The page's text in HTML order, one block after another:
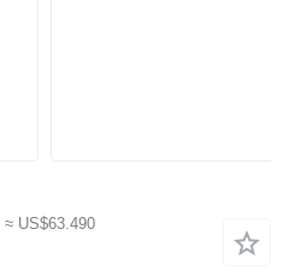
≈ US$63.490